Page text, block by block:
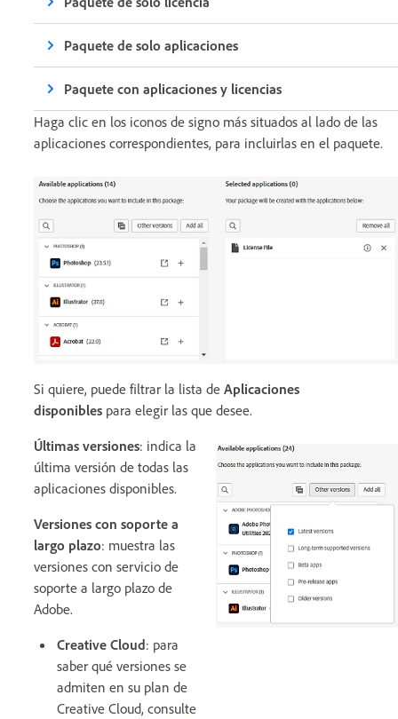
Paquete de solo aplicaciones
Paquete con aplicaciones y licencias
Haga clic en los iconos de signo más situados al lado de las
aplicaciones correspondientes, para incluirlas en el paquete.
Si quiere, puede filtrar la lista de Aplicaciones
disponibles para elegir las que desee.
Últimas versiones: indica la
última versión de todas las
aplicaciones disponibles.
Versiones con soporte a
largo plazo: muestra las
versiones con servicio de
soporte a largo plazo de
Adobe.
Creative Cloud: para
saber qué versiones se
admiten en su plan de
Creative Cloud, consulte